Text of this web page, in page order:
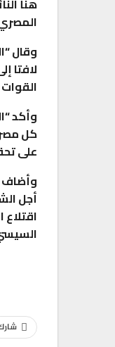
المصري
لافتا
كل
على
وأضاف
أجل